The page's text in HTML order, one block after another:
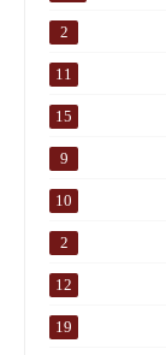
2
11
15
9
10
2
12
19